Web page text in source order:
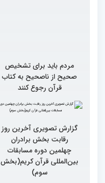
مردم باید برای تشخیص
صحیح از ناصحیح به کتاب
قرآن رجوع کنند
گزارش تصویری آخرین روز
رقابت بخش برادران
چهلمین دوره مسابقات
بین‌المللی قرآن کریم(بخش
سوم)